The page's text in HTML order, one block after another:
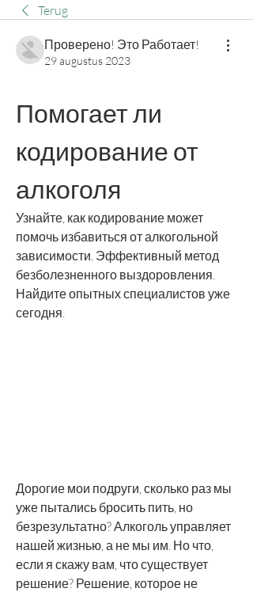
Terug
Проверено! Это Работает!
29 augustus 2023
Помогает ли
кодирование от
алкоголя
Узнайте, как кодирование может
помочь избавиться от алкогольной
зависимости. Эффективный метод
безболезненного выздоровления.
Найдите опытных специалистов уже
сегодня.
Дорогие мои подруги, сколько раз мы
уже пытались бросить пить, но
безрезультатно? Алкоголь управляет
нашей жизнью, а не мы им. Но что,
если я скажу вам, что существует
решение? Решение, которое не